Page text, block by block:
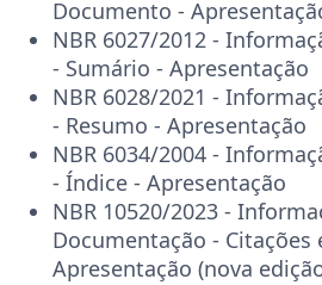
Documento -
NBR 6027/2012 -
- Sumário - Apresentação
NBR 6028/2021 -
- Resumo - Apresentação
NBR 6034/2004 -
- Índice - Apresentação
NBR 10520/2023 -
Documentação -
Apresentação (nova